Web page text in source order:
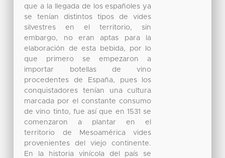
que a la llegada de los españoles ya
se tenían distintos tipos de vides
silvestres en el territorio, sin
embargo, no eran aptas para la
elaboración de esta bebida, por lo
que primero se empezaron a
importar botellas de vino
procedentes de España, pues los
conquistadores tenían una cultura
marcada por el constante consumo
de vino tinto, fue así que en 1531 se
comenzaron a plantar en el
territorio de Mesoamérica vides
provenientes del viejo continente.
En la historia vinícola del país se